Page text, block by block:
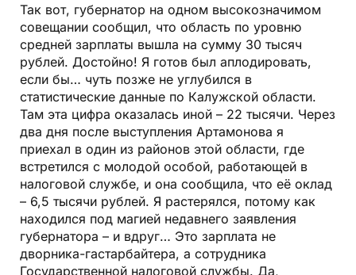
Так вот, губернатор на одном высокозначимом
совещании сообщил, что область по уровню
средней зарплаты вышла на сумму 30 тысяч
рублей. Достойно! Я готов был аплодировать,
если бы… чуть позже не углубился в
статистические данные по Калужской области.
Там эта цифра оказалась иной – 22 тысячи. Через
два дня после выступления Артамонова я
приехал в один из районов этой области, где
встретился с молодой особой, работающей в
налоговой службе, и она сообщила, что её оклад
– 6,5 тысячи рублей. Я растерялся, потому как
находился под магией недавнего заявления
губернатора – и вдруг… Это зарплата не
дворника-гастарбайтера, а сотрудника
Государственной налоговой службы. Да,